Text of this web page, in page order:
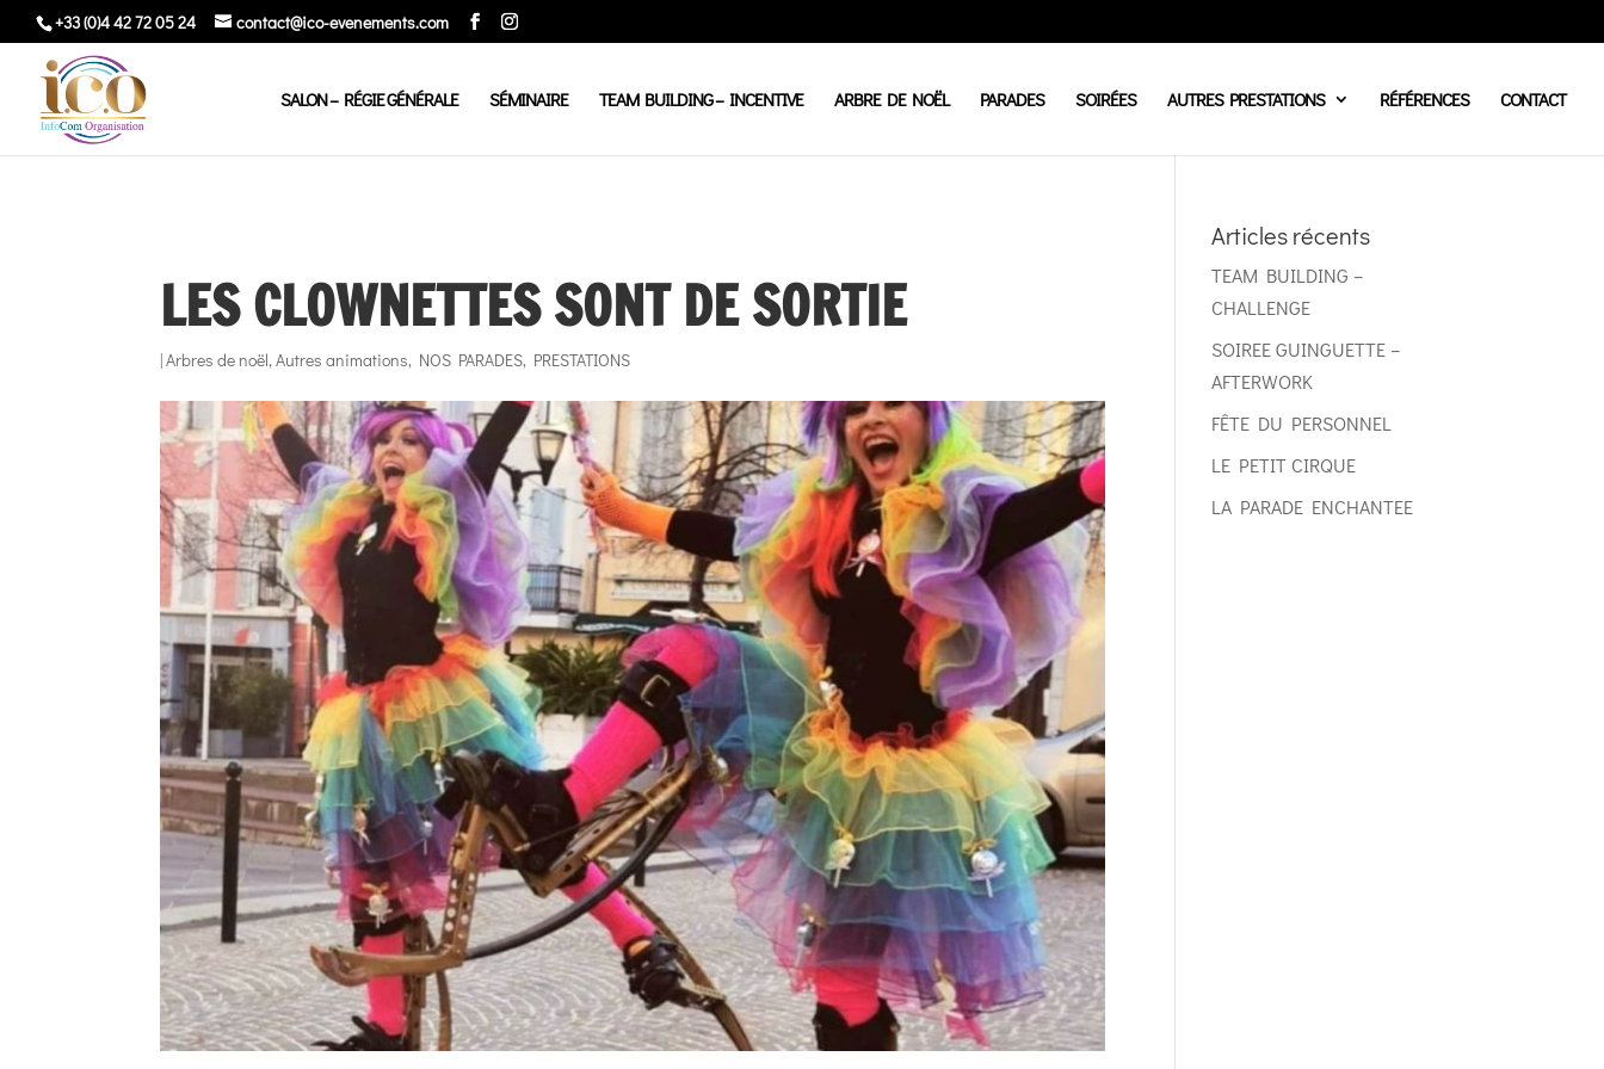
+33 (0)4 42 72 05 24 contact@ico-evenements.com
SALON – RÉGIE GÉNÉRALE SÉMINAIRE TEAM BUILDING – INCENTIVE ARBRE DE NOËL PARADES SOIRÉES AUTRES PRESTATIONS RÉFÉRENCES CONTACT
LES CLOWNETTES SONT DE SORTIE
|Arbres de noël,Autres animations, NOS PARADES, PRESTATIONS
Articles récents
TEAM BUILDING –
CHALLENGE
SOIREE GUINGUETTE –
AFTERWORK
FÊTE DU PERSONNEL
LE PETIT CIRQUE
LA PARADE ENCHANTEE